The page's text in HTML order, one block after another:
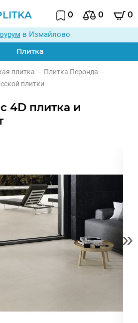
0 0 0
в Измайлово
Плитка
плитка – Плитка Перонда –
плитки
4D плитка и
»